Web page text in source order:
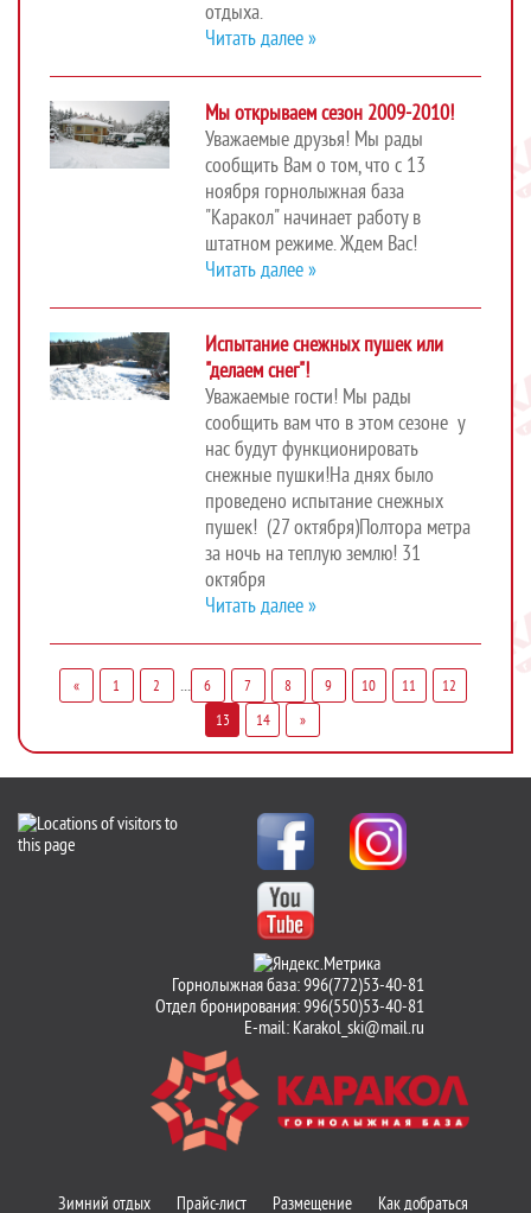
отдыха.
Читать далее »
Мы открываем сезон 2009-2010!
Уважаемые друзья! Мы рады
сообщить Вам о том, что с 13
ноября горнолыжная база
"Каракол" начинает работу в
штатном режиме. Ждем Вас!
Читать далее »
Испытание снежных пушек или
"делаем снег"!
Уважаемые гости! Мы рады
сообщить вам что в этом сезоне у
нас будут функционировать
снежные пушки!На днях было
проведено испытание снежных
пушек! (27 октября)Полтора метра
за ночь на теплую землю! 31
октября
Читать далее »
« 1 2 ... 6 7 8 9 10 11 12
13 14 »
Горнолыжная база: 996(772)53-40-81
Отдел бронирования: 996(550)53-40-81
E-mail: Karakol_ski@mail.ru
Зимний отдых Прайс-лист Размещение Как добраться